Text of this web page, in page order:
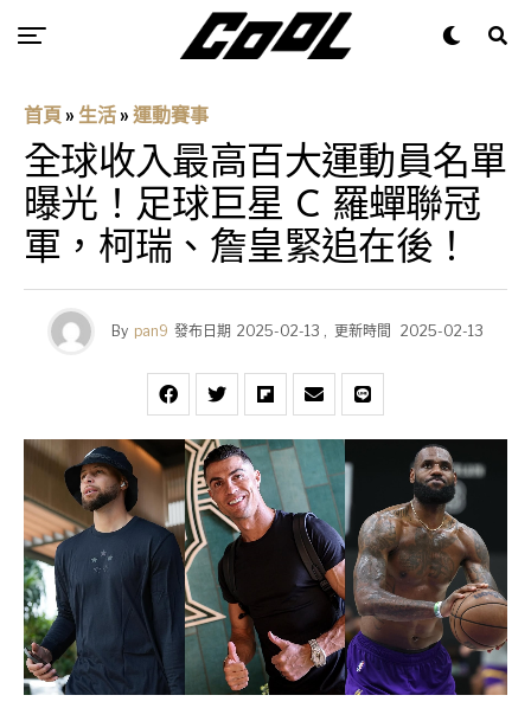
首頁 » 生活 » 運動賽事
全球收入最高百大運動員名單
曝光！足球巨星 C 羅蟬聯冠
軍，柯瑞、詹皇緊追在後！
By pan9 發布日期 2025-02-13 , 更新時間 2025-02-13